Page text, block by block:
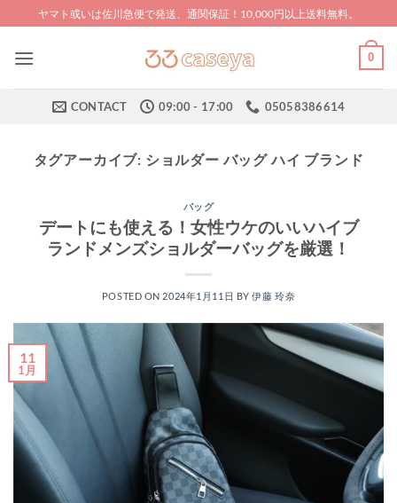
to
content
ヤマト或いは佐川急便で発送、通関保証！10,000円以上送料無料。
0
CONTACT 09:00 - 17:00 05058386614
タグアーカイブ: ショルダー バッグ ハイ ブランド
バッグ
デートにも使える！女性ウケのいいハイブ
ランドメンズショルダーバッグを厳選！
POSTED ON 2024年1月11日 BY伊藤 玲奈
11
1月